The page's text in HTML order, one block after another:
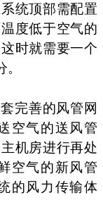
统顶部需配置
度低于空气的
时就需要一个
完善的风管网
空气的送风管
机房进行再处
空气的新风管
的风力传输体